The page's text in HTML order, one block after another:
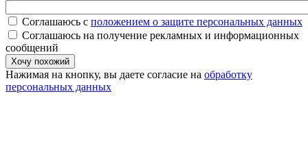
Соглашаюсь с положением о защите персональных данных
Соглашаюсь на получение рекламных и информационных
сообщений
Нажимая на кнопку, вы даете согласие на обработку
персональных данных